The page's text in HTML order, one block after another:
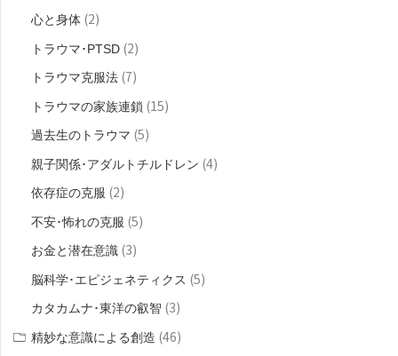
心と身体 (2)
トラウマ･PTSD (2)
トラウマ克服法 (7)
トラウマの家族連鎖 (15)
過去生のトラウマ (5)
親子関係･アダルトチルドレン (4)
依存症の克服 (2)
不安･怖れの克服 (5)
お金と潜在意識 (3)
脳科学･エピジェネティクス (5)
カタカムナ･東洋の叡智 (3)
精妙な意識による創造 (46)